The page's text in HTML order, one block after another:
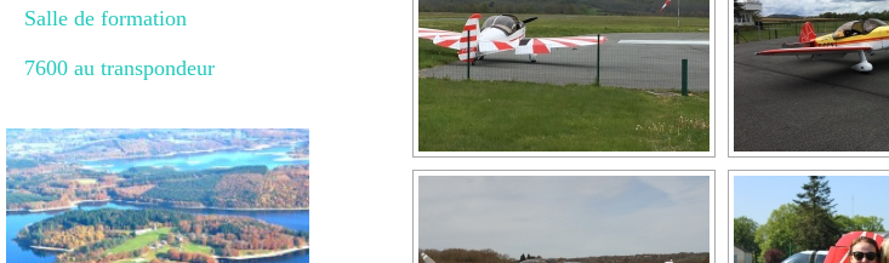
Salle de formation
7600 au transpondeur